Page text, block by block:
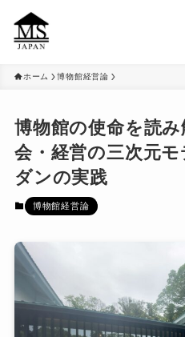
ホーム 博物館経営論
博物館の使命を読
会・経営の三次元
ダンの実践
博物館経営論